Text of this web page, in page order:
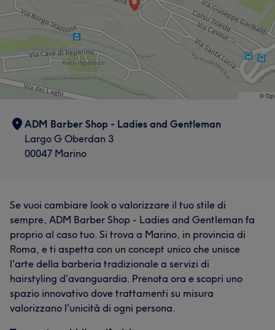
ADM Barber Shop - Ladies and Gentleman
Largo G Oberdan 3
00047 Marino
Se vuoi cambiare look o valorizzare il tuo stile di
sempre, ADM Barber Shop - Ladies and Gentleman fa
proprio al caso tuo. Si trova a Marino, in provincia di
Roma, e ti aspetta con un concept unico che unisce
l'arte della barberia tradizionale a servizi di
hairstyling d'avanguardia. Prenota ora e scopri uno
spazio innovativo dove trattamenti su misura
valorizzano l'unicità di ogni persona.